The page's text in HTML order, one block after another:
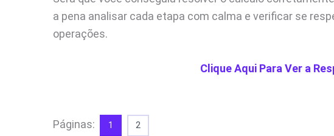
a pena analisar cada etapa com calma e verificar se
operações.
Clique Aqui Para Ver a
Páginas: 1 2